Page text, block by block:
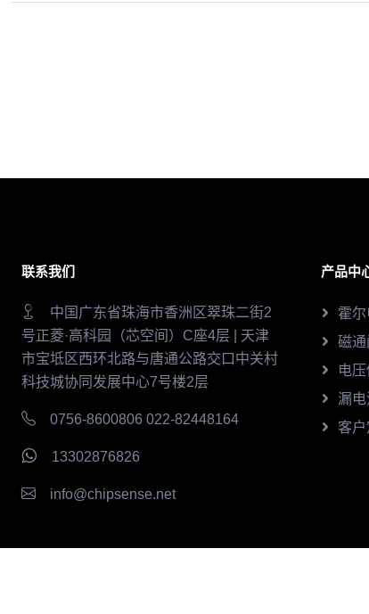
联系我们
中国广东省珠海市香洲区翠珠二街2
号正菱·高科园（芯空间）C座4层 | 天津
市宝坻区西环北路与唐通公路交口中关村
科技城协同发展中心7号楼2层
0756-8600806 022-82448164
13302876826
info@chipsense.net
产品中
霍
磁
电
漏
客